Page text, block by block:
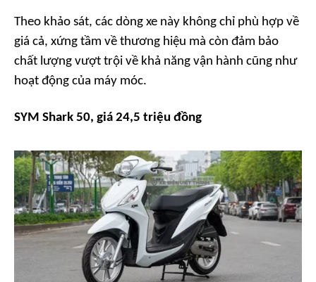
Theo khảo sát, các dòng xe này không chỉ phù hợp về
giá cả, xứng tầm về thương hiệu mà còn đảm bảo
chất lượng vượt trội về khả năng vận hành cũng như
hoạt động của máy móc.
SYM Shark 50, giá 24,5 triệu đồng